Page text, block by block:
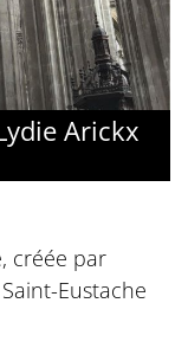
Arickx
créée par
Eustache